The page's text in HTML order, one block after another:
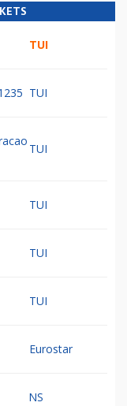
TUI
TUI
TUI
TUI
TUI
TUI
Eurostar
NS